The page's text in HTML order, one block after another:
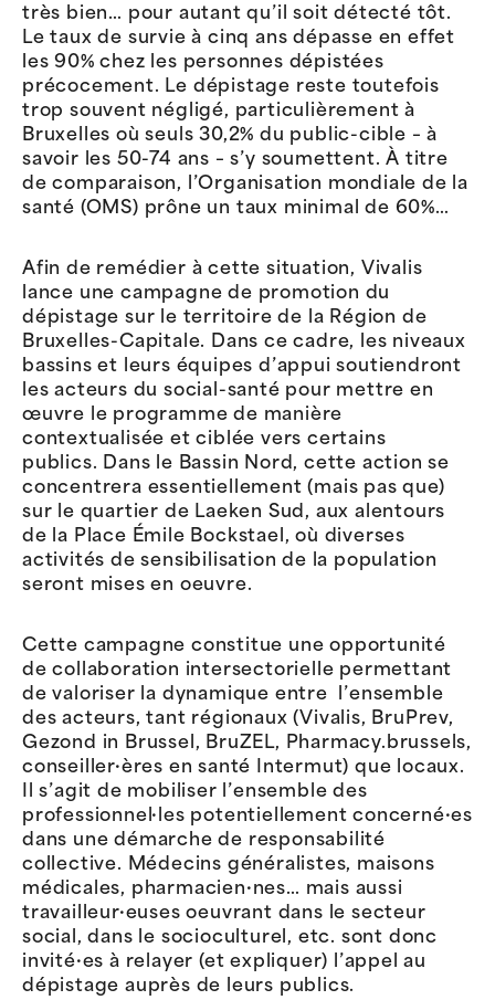
très bien… pour autant qu’il soit détecté tôt.
Le taux de survie à cinq ans dépasse en effet
les 90% chez les personnes dépistées
précocement. Le dépistage reste toutefois
trop souvent négligé, particulièrement à
Bruxelles où seuls 30,2% du public-cible – à
savoir les 50-74 ans – s’y soumettent. À titre
de comparaison, l’Organisation mondiale de la
santé (OMS) prône un taux minimal de 60%…
Afin de remédier à cette situation, Vivalis
lance une campagne de promotion du
dépistage sur le territoire de la Région de
Bruxelles-Capitale.
Dans ce cadre, les niveaux
bassins et leurs équipes d’appui soutiendront
les acteurs du social-santé pour mettre en
œuvre le programme de manière
contextualisée et ciblée vers certains
publics. Dans le Bassin Nord, cette action se
concentrera essentiellement (mais pas que)
sur le quartier de Laeken Sud, aux alentours
de la Place Émile Bockstael, où diverses
activités de sensibilisation de la population
seront mises en oeuvre.
Cette campagne constitue une opportunité
de collaboration intersectorielle permettant
de valoriser la dynamique entre l’ensemble
des acteurs, tant régionaux (Vivalis, BruPrev,
Gezond in Brussel, BruZEL, Pharmacy.brussels,
conseiller·ères en santé Intermut) que locaux.
Il s’agit de mobiliser l’ensemble des
professionnel·les potentiellement concerné·es
dans une démarche de responsabilité
collective. Médecins généralistes, maisons
médicales, pharmacien·nes… mais aussi
travailleur·euses oeuvrant dans le secteur
social, dans le socioculturel, etc. sont donc
invité·es à relayer (et expliquer) l’appel au
dépistage auprès de leurs publics.